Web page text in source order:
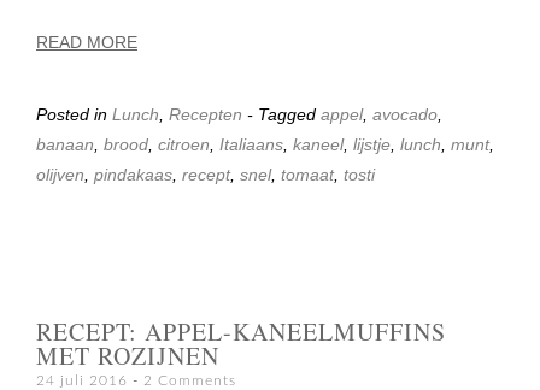
READ MORE
Posted in Lunch, Recepten - Tagged appel, avocado,
banaan, brood, citroen, Italiaans, kaneel, lijstje, lunch, munt,
olijven, pindakaas, recept, snel, tomaat, tosti
RECEPT: APPEL-KANEELMUFFINS
MET ROZIJNEN
24 juli 2016 2 Comments